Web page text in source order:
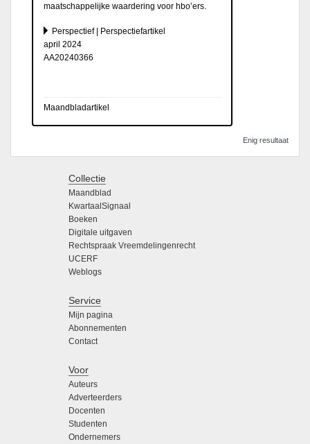
maatschappelijke waardering voor hbo’ers.
Perspectief | Perspectiefartikel
april 2024
AA20240366
Maandbladartikel
Enig resultaat
Collectie
Maandblad
KwartaalSignaal
Boeken
Digitale uitgaven
Rechtspraak Vreemdelingenrecht
UCERF
Weblogs
Service
Mijn pagina
Abonnementen
Contact
Voor
Auteurs
Adverteerders
Docenten
Studenten
Ondernemers